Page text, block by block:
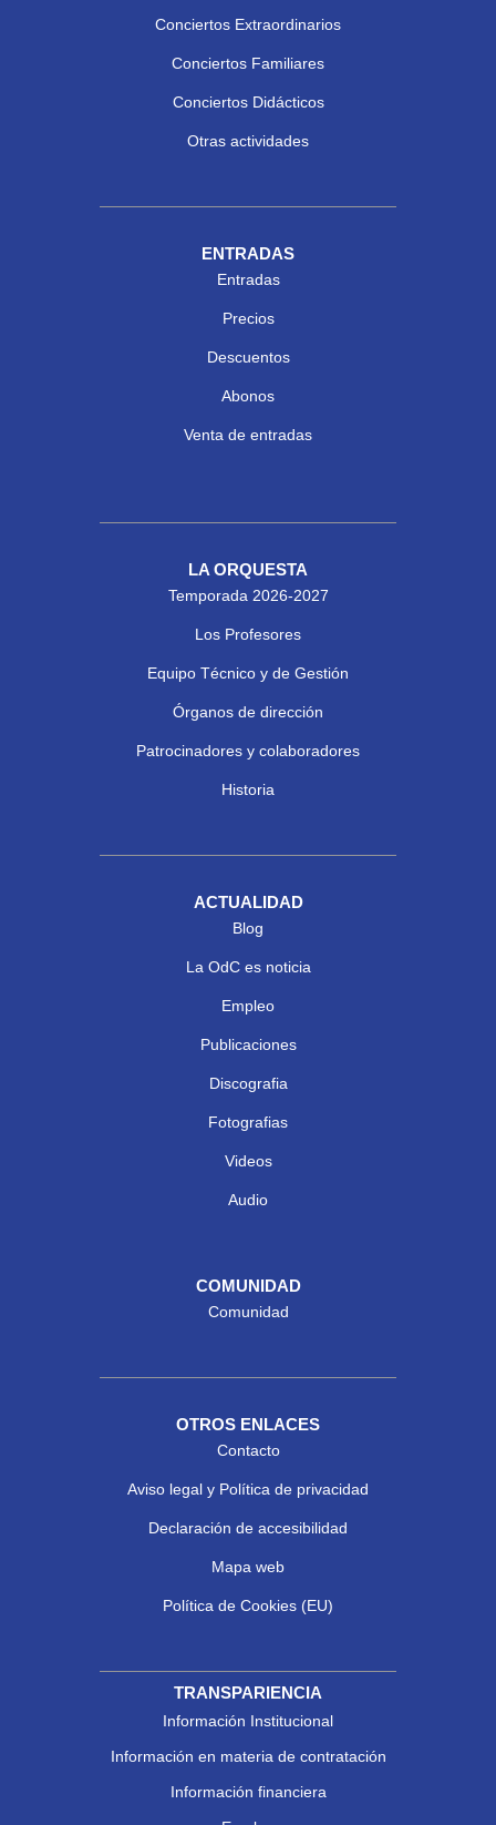
Conciertos Extraordinarios
Conciertos Familiares
Conciertos Didácticos
Otras actividades
ENTRADAS
Entradas
Precios
Descuentos
Abonos
Venta de entradas
LA ORQUESTA
Temporada 2026-2027
Los Profesores
Equipo Técnico y de Gestión
Órganos de dirección
Patrocinadores y colaboradores
Historia
ACTUALIDAD
Blog
La OdC es noticia
Empleo
Publicaciones
Discografia
Fotografias
Videos
Audio
COMUNIDAD
Comunidad
OTROS ENLACES
Contacto
Aviso legal y Política de privacidad
Declaración de accesibilidad
Mapa web
Política de Cookies (EU)
TRANSPARIENCIA
Información Institucional
Información en materia de contratación
Información financiera